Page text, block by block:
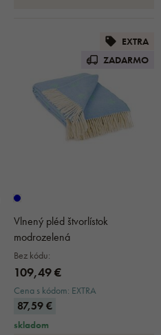
EXTRA
ZADARMO
Vlnený pléd štvorlístok
modrozelená
Bez kódu:
109,49 €
Cena s kódom: EXTRA
87,59 €
skladom